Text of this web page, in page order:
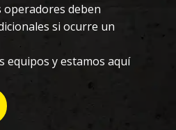
deben
si ocurre un
equipos y estamos aquí